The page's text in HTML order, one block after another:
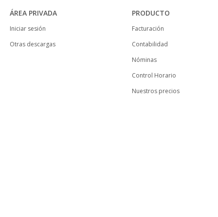
ÁREA PRIVADA
Iniciar sesión
Otras descargas
PRODUCTO
Facturación
Contabilidad
Nóminas
Control Horario
Nuestros precios